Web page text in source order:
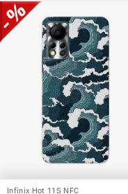
Infinix Hot 11S NFC